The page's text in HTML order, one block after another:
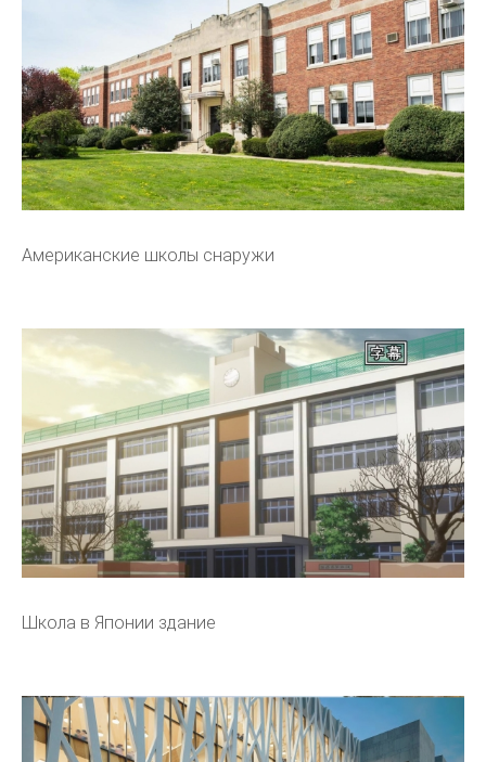
Американские школы снаружи
Школа в Японии здание